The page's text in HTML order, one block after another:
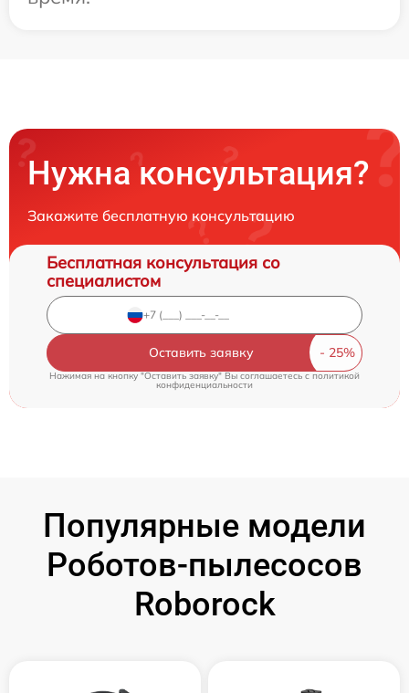
Нужна консультация?
Закажите бесплатную консультацию
Бесплатная консультация со
специалистом
Оставить заявку
Нажимая на кнопку "Оставить заявку" Вы соглашаетесь cполитикой
конфиденциальности
Популярные модели
Роботов-пылесосов
Roborock